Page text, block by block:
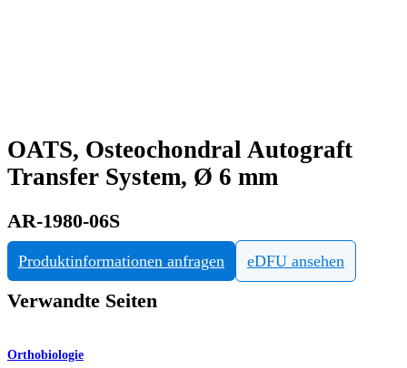
OATS, Osteochondral Autograft
Transfer System, Ø 6 mm
AR-1980-06S
Produktinformationen anfragen eDFU ansehen
Verwandte Seiten
Orthobiologie